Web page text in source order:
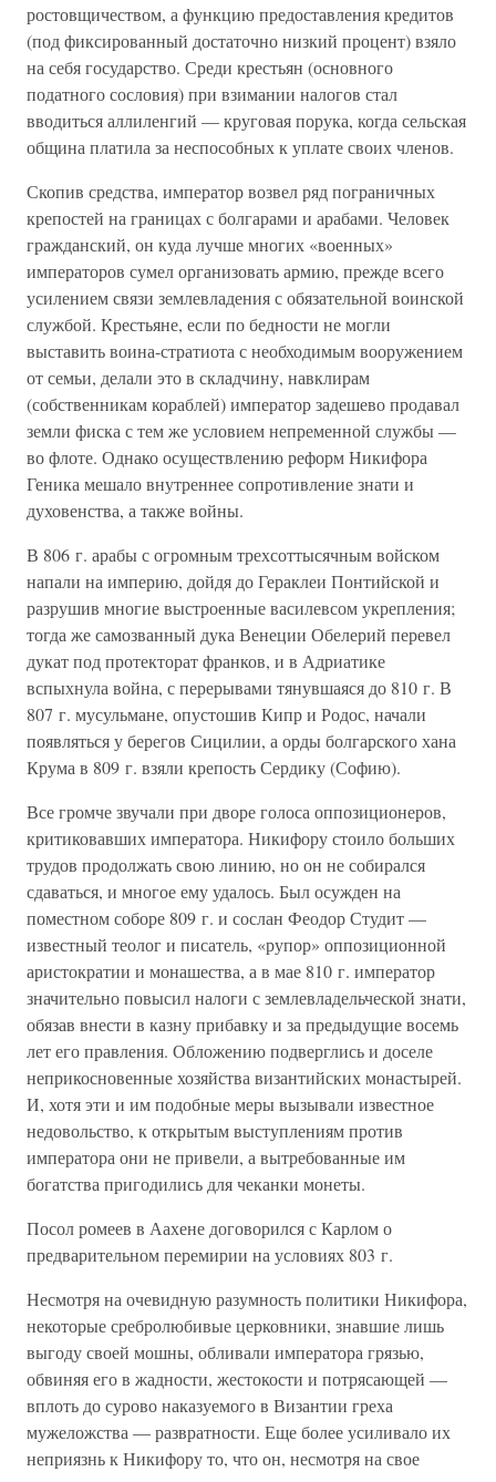
ростовщичеством, а функцию предоставления кредитов
(под фиксированный достаточно низкий процент) взяло
на себя государство. Среди крестьян (основного
податного сословия) при взимании налогов стал
вводиться аллиленгий — круговая порука, когда сельская
община платила за неспособных к уплате своих членов.
Скопив средства, император возвел ряд пограничных
крепостей на границах с болгарами и арабами. Человек
гражданский, он куда лучше многих «военных»
императоров сумел организовать армию, прежде всего
усилением связи землевладения с обязательной воинской
службой. Крестьяне, если по бедности не могли
выставить воина-стратиота с необходимым вооружением
от семьи, делали это в складчину, навклирам
(собственникам кораблей) император задешево продавал
земли фиска с тем же условием непременной службы —
во флоте. Однако осуществлению реформ Никифора
Геника мешало внутреннее сопротивление знати и
духовенства, а также войны.
В 806 г. арабы с огромным трехсоттысячным войском
напали на империю, дойдя до Гераклеи Понтийской и
разрушив многие выстроенные василевсом укрепления;
тогда же самозванный дука Венеции Обелерий перевел
дукат под протекторат франков, и в Адриатике
вспыхнула война, с перерывами тянувшаяся до 810 г. В
807 г. мусульмане, опустошив Кипр и Родос, начали
появляться у берегов Сицилии, а орды болгарского хана
Крума в 809 г. взяли крепость Сердику (Софию).
Все громче звучали при дворе голоса оппозиционеров,
критиковавших императора. Никифору стоило больших
трудов продолжать свою линию, но он не собирался
сдаваться, и многое ему удалось. Был осужден на
поместном соборе 809 г. и сослан Феодор Студит —
известный теолог и писатель, «рупор» оппозиционной
аристократии и монашества, а в мае 810 г. император
значительно повысил налоги с землевладельческой знати,
обязав внести в казну прибавку и за предыдущие восемь
лет его правления. Обложению подверглись и доселе
неприкосновенные хозяйства византийских монастырей.
И, хотя эти и им подобные меры вызывали известное
недовольство, к открытым выступлениям против
императора они не привели, а вытребованные им
богатства пригодились для чеканки монеты.
Посол ромеев в Аахене договорился с Карлом о
предварительном перемирии на условиях 803 г.
Несмотря на очевидную разумность политики Никифора,
некоторые сребролюбивые церковники, знавшие лишь
выгоду своей мошны, обливали императора грязью,
обвиняя его в жадности, жестокости и потрясающей —
вплоть до сурово наказуемого в Византии греха
мужеложства — развратности. Еще более усиливало их
неприязнь к Никифору то, что он, несмотря на свое